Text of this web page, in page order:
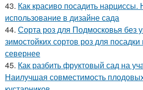
43. Как красиво посадить нарциссы.
использование в дизайне сада
44. Сорта роз для Подмосковья без
зимостойких сортов роз для
севернее
45. Как разбить фруктовый сад на
Наилучшая совместимость